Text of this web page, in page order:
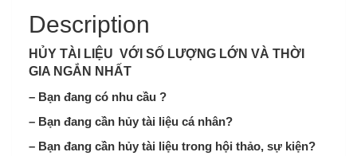
Description
HỦY TÀI LIỆU VỚI SỐ LƯỢNG LỚN VÀ THỜI
GIA NGẮN NHẤT
– Bạn đang có nhu cầu ?
– Bạn đang cần hủy tài liệu cá nhân?
– Bạn đang cần hủy tài liệu trong hội thảo, sự kiện?